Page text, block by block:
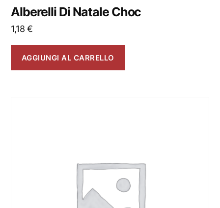
Alberelli Di Natale Choc
1,18€
AGGIUNGI AL CARRELLO